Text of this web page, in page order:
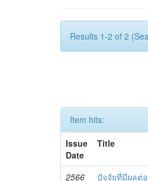
Results 1-2 of 2
Item hits:
Issue
Date
Title
2566
ปัจจัยที่มีผลต่